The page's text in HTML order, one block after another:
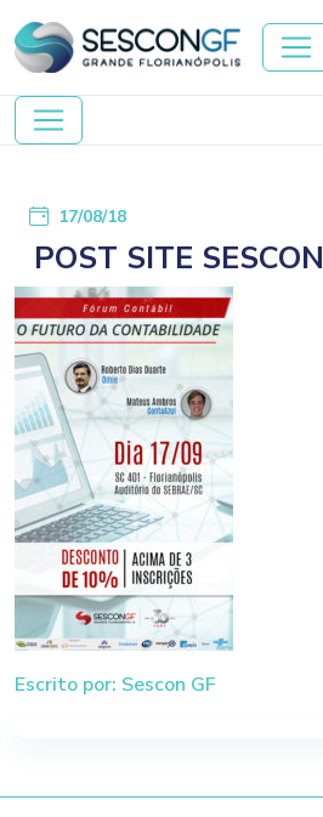
17/08/18
POST SITE SESCON
Escrito por: Sescon GF